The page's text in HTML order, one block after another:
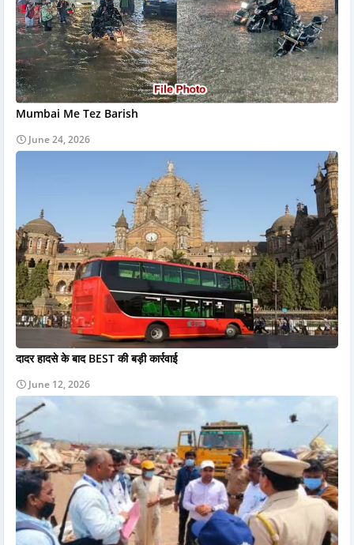
Mumbai Me Tez Barish
June 24, 2026
दादर हादसे के बाद BEST की बड़ी कार्रवाई
June 12, 2026